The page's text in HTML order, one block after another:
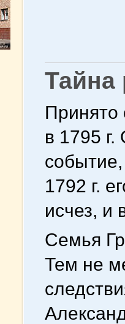
Принято
в 1795
1792 г.
исчез, и
Семья
Тем не